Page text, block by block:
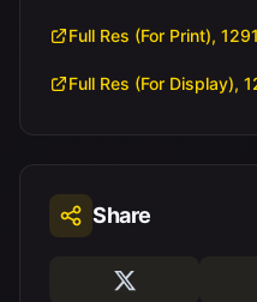
Full Res (For Print),
Full Res (For Display),
Share